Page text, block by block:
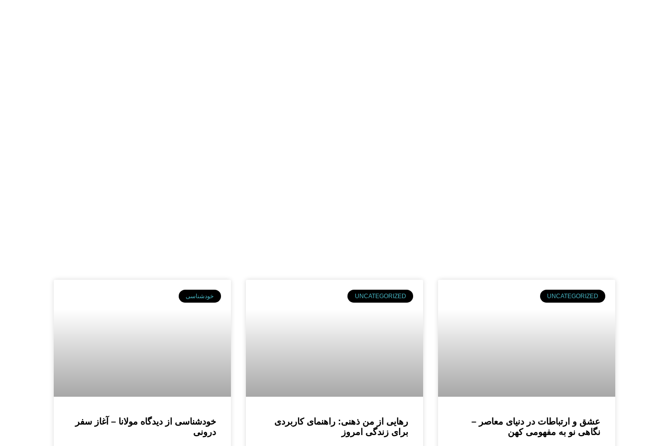
UNCATEGORIZED
عشق و ارتباطات در دنیای معاصر –
نگاهی نو به مفهومی کهن
UNCATEGORIZED
رهایی از من ذهنی: راهنمای کاربردی
برای زندگی امروز
خودشناسی
خودشناسی از دیدگاه مولانا – آغاز سفر
درونی